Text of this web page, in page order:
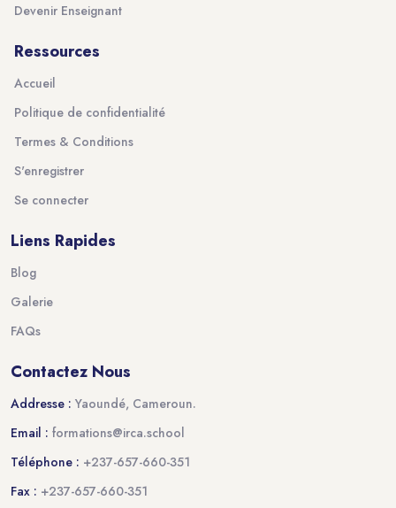
Devenir Enseignant
Ressources
Accueil
Politique de confidentialité
Termes & Conditions
S'enregistrer
Se connecter
Liens Rapides
Blog
Galerie
FAQs
Contactez Nous
Addresse : Yaoundé, Cameroun.
Email : formations@irca.school
Téléphone : +237-657-660-351
Fax : +237-657-660-351